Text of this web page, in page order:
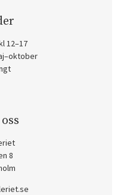
12–17
8